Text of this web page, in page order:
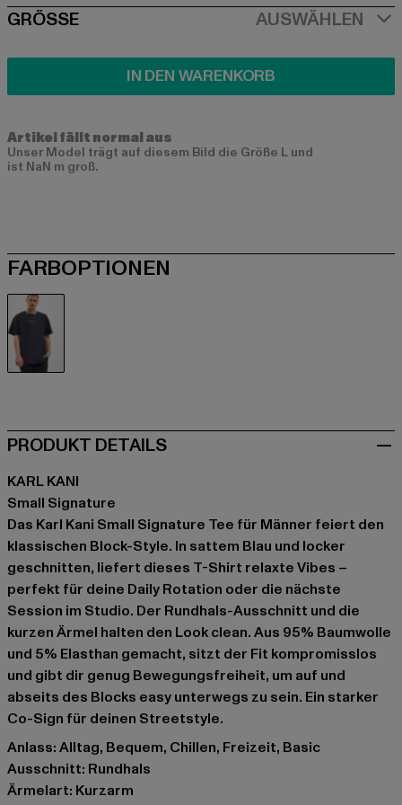
SIZE
GRÖSSE AUSWÄHLEN
IN DEN WARENKORB
Artikel fällt normal aus
Unser Model trägt auf diesem Bild die Größe L und
ist NaN m groß.
FARBOPTIONEN
PRODUKT DETAILS
KARL KANI
Small Signature
Das Karl Kani Small Signature Tee für Männer feiert den
klassischen Block-Style. In sattem Blau und locker
geschnitten, liefert dieses T-Shirt relaxte Vibes –
perfekt für deine Daily Rotation oder die nächste
Session im Studio. Der Rundhals-Ausschnitt und die
kurzen Ärmel halten den Look clean. Aus 95% Baumwolle
und 5% Elasthan gemacht, sitzt der Fit kompromisslos
und gibt dir genug Bewegungsfreiheit, um auf und
abseits des Blocks easy unterwegs zu sein. Ein starker
Co-Sign für deinen Streetstyle.
Anlass: Alltag, Bequem, Chillen, Freizeit, Basic
Ausschnitt: Rundhals
Ärmelart: Kurzarm